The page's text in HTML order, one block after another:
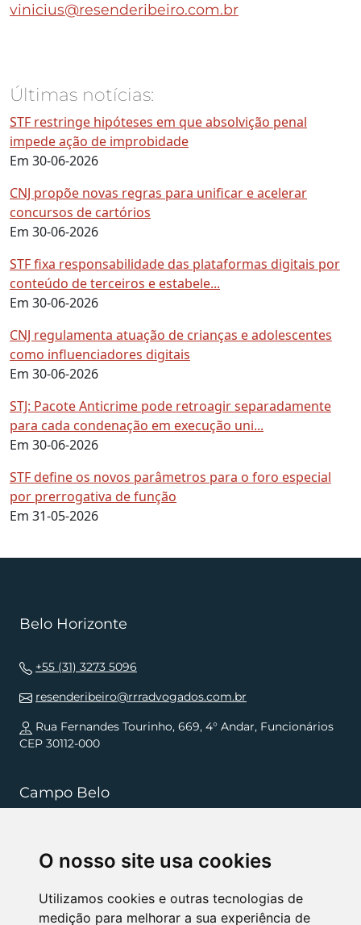
O nosso site usa cookies
Utilizamos cookies e outras tecnologias de
medição para melhorar a sua experiência de
vinicius@resenderibeiro.com.br
Últimas notícias:
STF restringe hipóteses em que absolvição penal
impede ação de improbidade
Em 30-06-2026
CNJ propõe novas regras para unificar e acelerar
concursos de cartórios
Em 30-06-2026
STF fixa responsabilidade das plataformas digitais por
conteúdo de terceiros e estabele...
Em 30-06-2026
CNJ regulamenta atuação de crianças e adolescentes
como influenciadores digitais
Em 30-06-2026
STJ: Pacote Anticrime pode retroagir separadamente
para cada condenação em execução uni...
Em 30-06-2026
STF define os novos parâmetros para o foro especial
por prerrogativa de função
Em 31-05-2026
Belo Horizonte
+55 (31) 3273 5096
resenderibeiro@rrradvogados.com.br
Rua Fernandes Tourinho, 669, 4° Andar, Funcionários
CEP 30112-000
Campo Belo
resenderibeiro.cb@rrradvogados.com.br
Rua João Pinheiro, 181, , Centro CEP 37270-000